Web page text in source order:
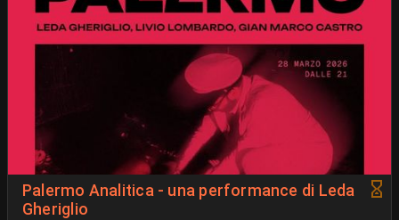
Palermo Analitica - una performance di Leda
Gheriglio